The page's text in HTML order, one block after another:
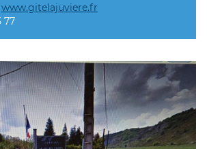
www.gitelajuviere.fr
77